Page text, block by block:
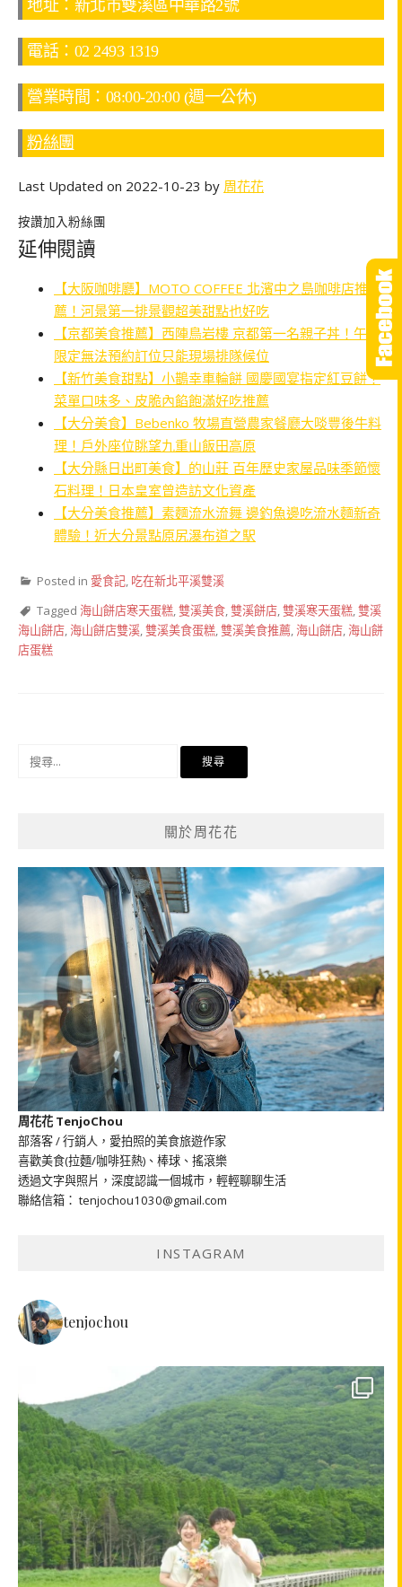
地址：新北市雙溪區中華路2號
電話：02 2493 1319
營業時間：08:00-20:00 (週一公休)
粉絲團
Last Updated on 2022-10-23 by 周花花
按讚加入粉絲團
延伸閱讀
【大阪咖啡廳】MOTO COFFEE 北濱中之島咖啡店推
薦！河景第一排景觀超美甜點也好吃
【京都美食推薦】西陣鳥岩樓 京都第一名親子丼！午餐
限定無法預約訂位只能現場排隊候位
【新竹美食甜點】小鵲幸車輪餅 國慶國宴指定紅豆餅！
菜單口味多、皮脆內餡飽滿好吃推薦
【大分美食】Bebenko 牧場直營農家餐廳大啖豐後牛料
理！戶外座位眺望九重山飯田高原
【大分縣日出町美食】的山莊 百年歷史家屋品味季節懷
石料理！日本皇室曾造訪文化資產
【大分美食推薦】素麵流水流舞 邊釣魚邊吃流水麵新奇
體驗！近大分景點原尻瀑布道之駅
Posted in 愛食記, 吃在新北平溪雙溪
Tagged 海山餅店寒天蛋糕,雙溪美食,雙溪餅店,雙溪寒天蛋糕,雙溪
海山餅店,海山餅店雙溪,雙溪美食蛋糕,雙溪美食推薦,海山餅店,海山餅
店蛋糕
關於周花花
周花花 TenjoChou
部落客 / 行銷人，愛拍照的美食旅遊作家
喜歡美食(拉麵/咖啡狂熱)、棒球、搖滾樂
透過文字與照片，深度認識一個城市，輕輕聊聊生活
聯絡信箱： tenjochou1030@gmail.com
INSTAGRAM
tenjochou